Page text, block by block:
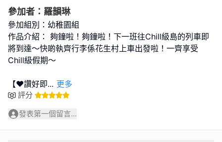
參加者：羅韻琳
參加組別：幼稚園組
作品介紹： 夠鐘啦！夠鐘啦！下一班往Chill級島的列車即
將到達～快啲執齊行李係花生村上車出發啦！一齊享受
Chill級假期～
【❤️讚好即... 更多
評分
發表第一個留言...